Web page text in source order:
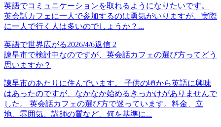
英語でコミュニケーションを取れるようになりたいです。
英会話カフェに一人で参加するのは勇気がいりますが、実際
に一人で行く人は多いのでしょうか？...
英語で世界広がる2026/4/6返信 2
諫早市で検討中なのですが、英会話カフェの選び方ってどう
思いますか？
諫早市のあたりに住んでいます。 子供の頃から英語に興味
はあったのですが、なかなか始めるきっかけがありませんで
した。 英会話カフェの選び方で迷っています。料金、立
地、雰囲気、講師の質など、何を基準に...